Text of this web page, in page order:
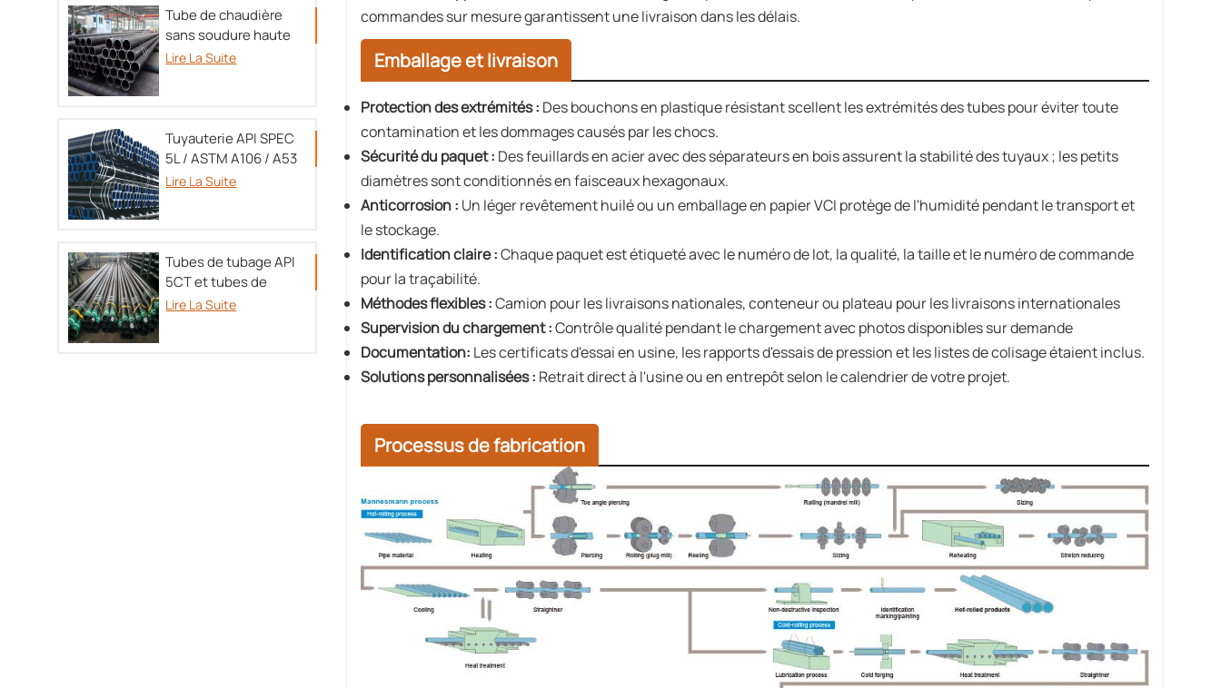
Tube de chaudière
sans soudure haute
pression TU 14-3P-
Lire La Suite
Tuyauterie API SPEC
5L / ASTM A106 / A53
Lire La Suite
Tubes de tubage API
5CT et tubes de
tubage OCTG
Lire La Suite
commandes sur mesure garantissent une livraison dans les délais.
Emballage et livraison
Protection des extrémités : Des bouchons en plastique résistant scellent les extrémités des tubes pour éviter toute
contamination et les dommages causés par les chocs.
Sécurité du paquet : Des feuillards en acier avec des séparateurs en bois assurent la stabilité des tuyaux ; les petits
diamètres sont conditionnés en faisceaux hexagonaux.
Anticorrosion : Un léger revêtement huilé ou un emballage en papier VCI protège de l'humidité pendant le transport et
le stockage.
Identification claire :Chaque paquet est étiqueté avec le numéro de lot, la qualité, la taille et le numéro de commande
pour la traçabilité.
Méthodes flexibles :Camion pour les livraisons nationales, conteneur ou plateau pour les livraisons internationales
Supervision du chargement :Contrôle qualité pendant le chargement avec photos disponibles sur demande
Documentation: Les certificats d'essai en usine, les rapports d'essais de pression et les listes de colisage étaient inclus.
Solutions personnalisées : Retrait direct à l'usine ou en entrepôt selon le calendrier de votre projet.
Processus de fabrication